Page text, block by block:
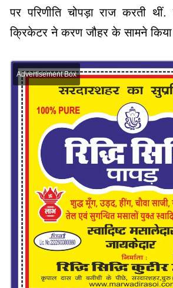
पर परिणीति चोपड़ा राज करती
क्रिकेटर ने करण जौहर के सामने किया
Advertisement Box